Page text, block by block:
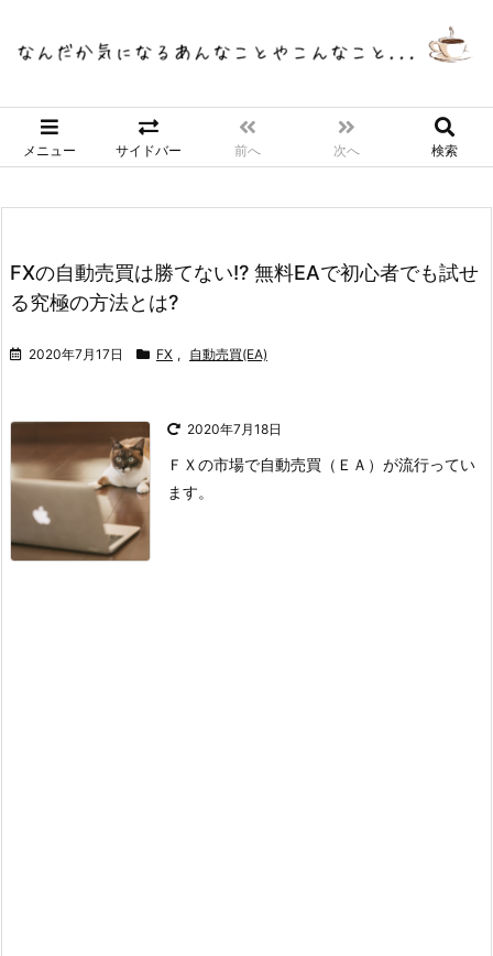
メニュー サイドバー 前へ 次へ 検索
FXの自動売買は勝てない!? 無料EAで初心者でも試せ
る究極の方法とは?
2020年7月17日 FX , 自動売買(EA)
2020年7月18日
ＦＸの市場で自動売買（ＥＡ）が流行ってい
ます。